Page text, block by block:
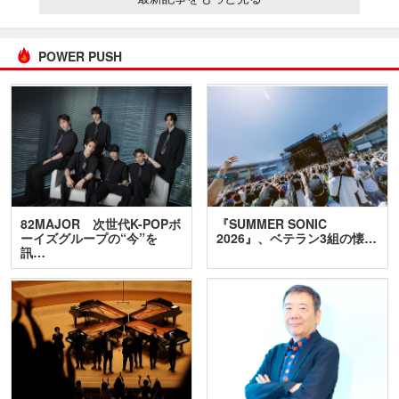
POWER PUSH
82MAJOR 次世代K-POPボ
ーイズグループの“今”を
訊…
『SUMMER SONIC
2026』、ベテラン3組の懐…